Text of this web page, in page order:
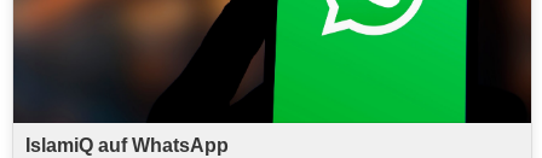
IslamiQ auf WhatsApp